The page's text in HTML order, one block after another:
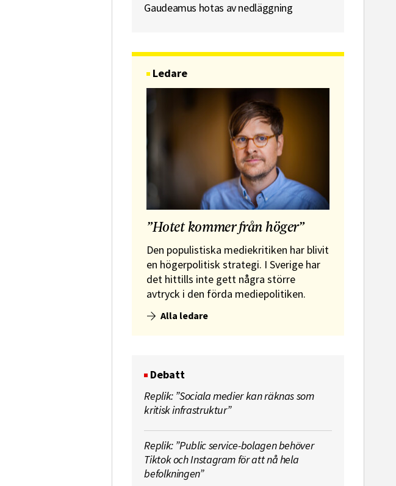
Gaudeamus hotas av nedläggning
Ledare
”Hotet kommer från höger”
Den populistiska mediekritiken har blivit
en högerpolitisk strategi. I Sverige har
det hittills inte gett några större
avtryck i den förda mediepolitiken.
Alla ledare
Debatt
Replik: ”Sociala medier kan räknas som
kritisk infrastruktur”
Replik: ”Public service-bolagen behöver
Tiktok och Instagram för att nå hela
befolkningen”